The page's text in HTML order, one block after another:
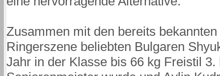
Zusammen mit den bereits
Ringerszene beliebten Bulgaren
Jahr in der Klasse bis 66 kg Freistil 3.